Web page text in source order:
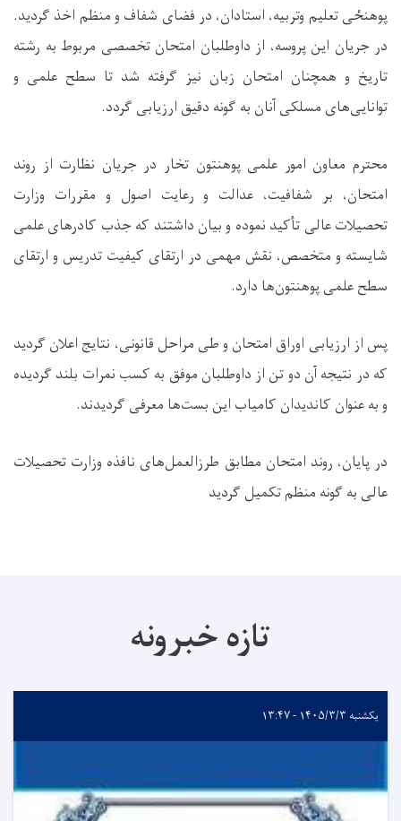
پوهنځی تعلیم وتربیه، استادان، در فضای شفاف و منظم اخذ گردید.
در جریان این پروسه، از داوطلبان امتحان تخصصی مربوط به رشته
تاریخ و همچنان امتحان زبان نیز گرفته شد تا سطح علمی و
توانایی‌های مسلکی آنان به گونه دقیق ارزیابی گردد.
محترم معاون امور علمی پوهنتون تخار در جریان نظارت از روند
امتحان، بر شفافیت، عدالت و رعایت اصول و مقررات وزارت
تحصیلات عالی تأکید نموده و بیان داشتند که جذب کادرهای علمی
شایسته و متخصص، نقش مهمی در ارتقای کیفیت تدریس و ارتقای
سطح علمی پوهنتون‌ها دارد.
پس از ارزیابی اوراق امتحان و طی مراحل قانونی، نتایج اعلان گردید
که در نتیجه آن دو تن از داوطلبان موفق به کسب نمرات بلند گردیده
و به عنوان کاندیدان کامیاب این بست‌ها معرفی گردیدند.
در پایان، روند امتحان مطابق طرزالعمل‌های نافذه وزارت تحصیلات
عالی به گونه منظم تکمیل گردید
تازه خبرونه
یکشنبه ۱۴۰۵/۳/۳ - ۱۳:۴۷